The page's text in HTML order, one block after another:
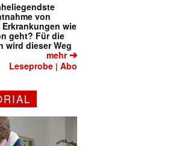
von
wie
geht? Für die
wird dieser Weg
mehr➔
Leseprobe |Abo